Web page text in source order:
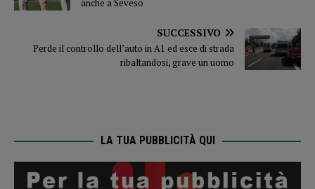
anche a Seveso
SUCCESSIVO
Perde il controllo dell’auto in A1 ed esce di strada
ribaltandosi, grave un uomo
LA TUA PUBBLICITÀ QUI